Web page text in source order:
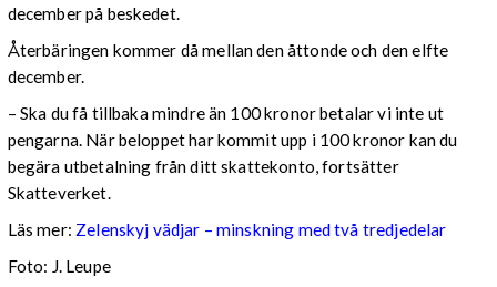
december på beskedet.
Återbäringen kommer då mellan den åttonde och den elfte
december.
– Ska du få tillbaka mindre än 100 kronor betalar vi inte ut
pengarna. När beloppet har kommit upp i 100 kronor kan du
begära utbetalning från ditt skattekonto, fortsätter
Skatteverket.
Läs mer: Zelenskyj vädjar – minskning med två tredjedelar
Foto: J. Leupe